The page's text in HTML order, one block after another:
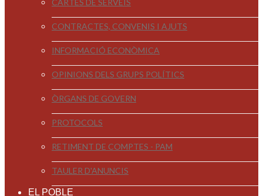
CARTES DE SERVEIS
CONTRACTES, CONVENIS I AJUTS
INFORMACIÓ ECONÒMICA
OPINIONS DELS GRUPS POLÍTICS
ÒRGANS DE GOVERN
PROTOCOLS
RETIMENT DE COMPTES - PAM
TAULER D'ANUNCIS
EL POBLE